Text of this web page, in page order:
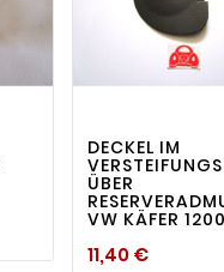

DECKEL IM
ÜBER
VW KÄFER
11,40 €Preis